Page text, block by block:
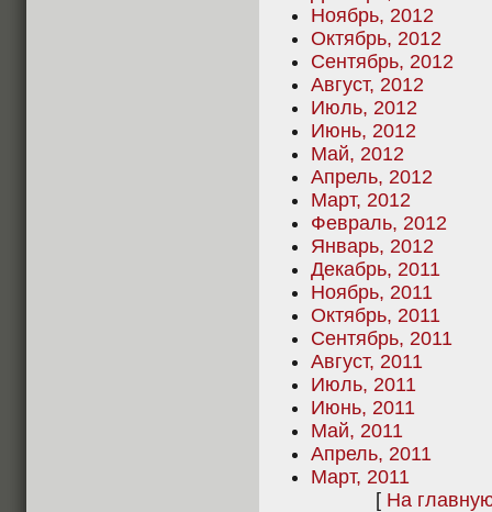
Ноябрь, 2012
Октябрь, 2012
Сентябрь, 2012
Август, 2012
Июль, 2012
Июнь, 2012
Май, 2012
Апрель, 2012
Март, 2012
Февраль, 2012
Январь, 2012
Декабрь, 2011
Ноябрь, 2011
Октябрь, 2011
Сентябрь, 2011
Август, 2011
Июль, 2011
Июнь, 2011
Май, 2011
Апрель, 2011
Март, 2011
[ На